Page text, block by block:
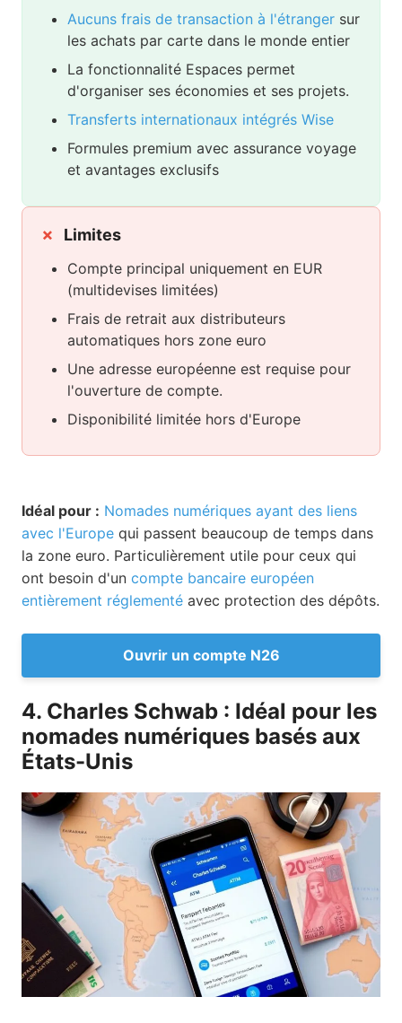
Aucuns frais de transaction à l'étranger sur
les achats par carte dans le monde entier
La fonctionnalité Espaces permet
d'organiser ses économies et ses projets.
Transferts internationaux intégrés Wise
Formules premium avec assurance voyage
et avantages exclusifs
Limites
Compte principal uniquement en EUR
(multidevises limitées)
Frais de retrait aux distributeurs
automatiques hors zone euro
Une adresse européenne est requise pour
l'ouverture de compte.
Disponibilité limitée hors d'Europe
Idéal pour : Nomades numériques ayant des liens
avec l'Europe qui passent beaucoup de temps dans
la zone euro. Particulièrement utile pour ceux qui
ont besoin d'un compte bancaire européen
entièrement réglementé avec protection des dépôts.
Ouvrir un compte N26
4. Charles Schwab : Idéal pour les
nomades numériques basés aux
États-Unis